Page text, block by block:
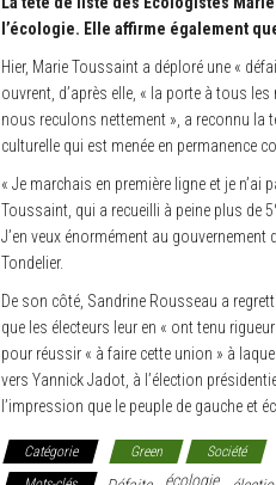
l’écologie. Elle affirme également
Hier, Marie Toussaint a déploré une «
ouvrent, d’après elle, « la porte à tous
nous reculons nettement », a reconnu la
culturelle qui est menée en permanence
« Je marchais en première ligne et je
Toussaint, qui a recueilli à peine plus de
J’en veux énormément au
Tondelier.
De son côté, Sandrine Rousseau a
que les électeurs leur en « ont tenu
pour réussir « à faire cette union » à
vers Yannick Jadot, à l’élection
l’impression que le peuple de gauche et
Catégorie Green
Société
écologie